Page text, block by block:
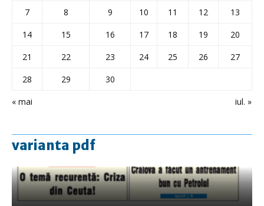
« mai iul. »
7
8 9 10 11 12
13
14
15 16 17 18 19
20
21
22 23 24 25 26
27
28
29 30
varianta pdf